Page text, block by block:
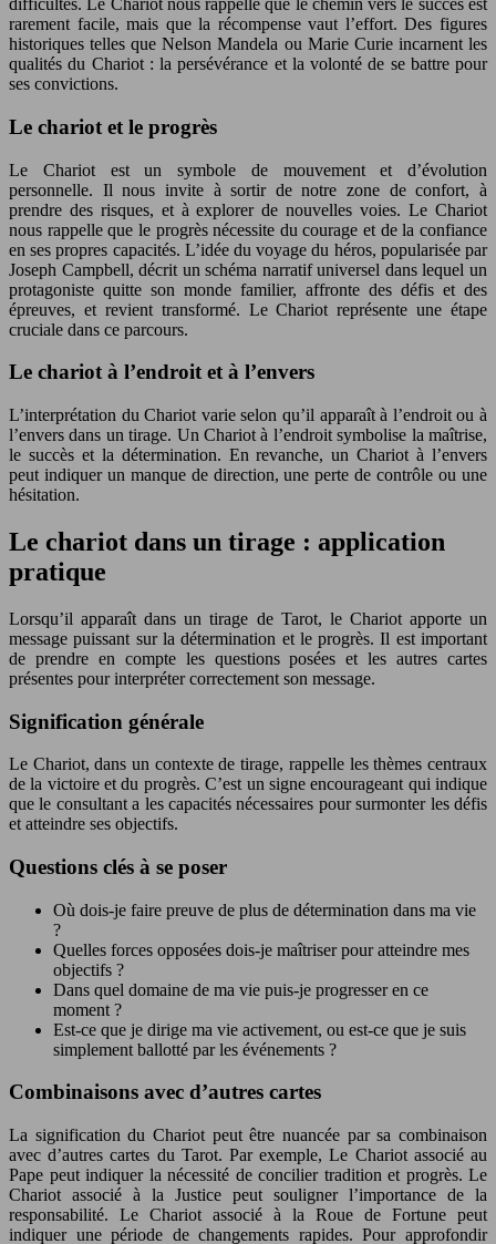
difficultés. Le Chariot nous rappelle que le chemin vers le succès est
rarement facile, mais que la récompense vaut l’effort. Des figures
historiques telles que Nelson Mandela ou Marie Curie incarnent les
qualités du Chariot : la persévérance et la volonté de se battre pour
ses convictions.
Le chariot et le progrès
Le Chariot est un symbole de mouvement et d’évolution
personnelle. Il nous invite à sortir de notre zone de confort, à
prendre des risques, et à explorer de nouvelles voies. Le Chariot
nous rappelle que le progrès nécessite du courage et de la confiance
en ses propres capacités. L’idée du voyage du héros, popularisée par
Joseph Campbell, décrit un schéma narratif universel dans lequel un
protagoniste quitte son monde familier, affronte des défis et des
épreuves, et revient transformé. Le Chariot représente une étape
cruciale dans ce parcours.
Le chariot à l’endroit et à l’envers
L’interprétation du Chariot varie selon qu’il apparaît à l’endroit ou à
l’envers dans un tirage. Un Chariot à l’endroit symbolise la maîtrise,
le succès et la détermination. En revanche, un Chariot à l’envers
peut indiquer un manque de direction, une perte de contrôle ou une
hésitation.
Le chariot dans un tirage : application
pratique
Lorsqu’il apparaît dans un tirage de Tarot, le Chariot apporte un
message puissant sur la détermination et le progrès. Il est important
de prendre en compte les questions posées et les autres cartes
présentes pour interpréter correctement son message.
Signification générale
Le Chariot, dans un contexte de tirage, rappelle les thèmes centraux
de la victoire et du progrès. C’est un signe encourageant qui indique
que le consultant a les capacités nécessaires pour surmonter les défis
et atteindre ses objectifs.
Questions clés à se poser
Où dois-je faire preuve de plus de détermination dans ma vie
?
Quelles forces opposées dois-je maîtriser pour atteindre mes
objectifs ?
Dans quel domaine de ma vie puis-je progresser en ce
moment ?
Est-ce que je dirige ma vie activement, ou est-ce que je suis
simplement ballotté par les événements ?
Combinaisons avec d’autres cartes
La signification du Chariot peut être nuancée par sa combinaison
avec d’autres cartes du Tarot. Par exemple, Le Chariot associé au
Pape peut indiquer la nécessité de concilier tradition et progrès. Le
Chariot associé à la Justice peut souligner l’importance de la
responsabilité. Le Chariot associé à la Roue de Fortune peut
indiquer une période de changements rapides. Pour approfondir